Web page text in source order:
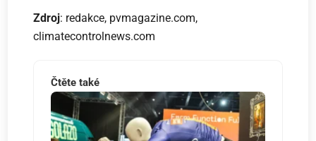
Zdroj: redakce, pvmagazine.com,
climatecontrolnews.com
Čtěte také